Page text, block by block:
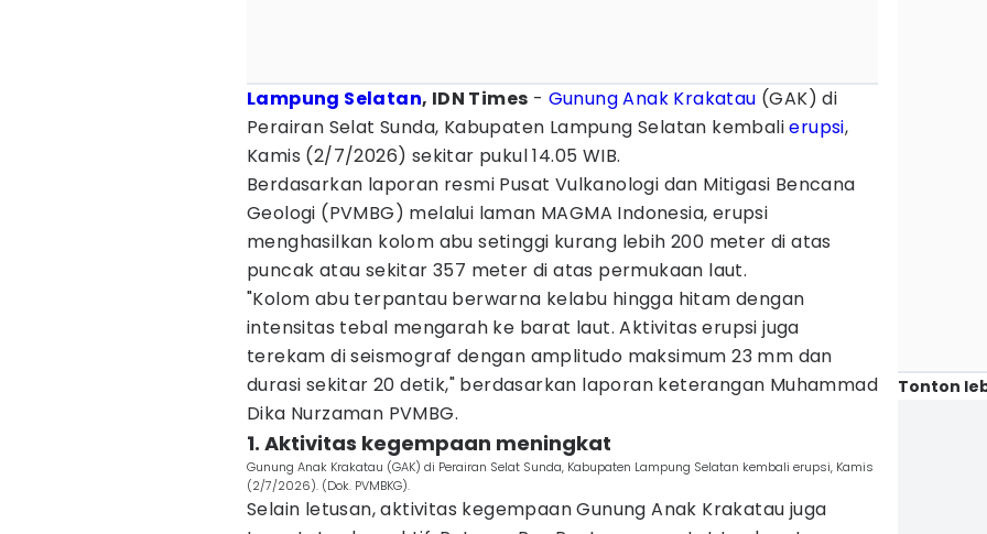
Lampung Selatan, IDN Times - Gunung Anak Krakatau (GAK) di
Perairan Selat Sunda, Kabupaten Lampung Selatan kembalierupsi,
Kamis (2/7/2026) sekitar pukul 14.05 WIB.
Berdasarkan laporan resmi Pusat Vulkanologi dan Mitigasi Bencana
Geologi (PVMBG) melalui laman MAGMA Indonesia, erupsi
menghasilkan kolom abu setinggi kurang lebih 200 meter di atas
puncak atau sekitar 357 meter di atas permukaan laut.
"Kolom abu terpantau berwarna kelabu hingga hitam dengan
intensitas tebal mengarah ke barat laut. Aktivitas erupsi juga
terekam di seismograf dengan amplitudo maksimum 23 mm dan
durasi sekitar 20 detik," berdasarkan laporan keterangan Muhammad
Dika Nurzaman PVMBG.
1. Aktivitas kegempaan meningkat
Gunung Anak Krakatau (GAK) di Perairan Selat Sunda, Kabupaten Lampung Selatan kembali erupsi, Kamis
(2/7/2026). (Dok. PVMBKG).
Selain letusan, aktivitas kegempaan Gunung Anak Krakatau juga
Tonton